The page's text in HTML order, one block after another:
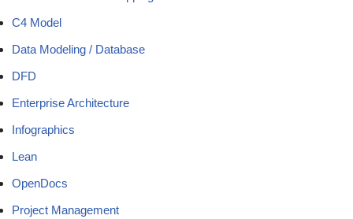
C4 Model
Data Modeling / Database
DFD
Enterprise Architecture
Infographics
Lean
OpenDocs
Project Management